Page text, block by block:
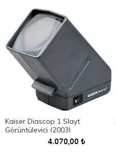
Kaiser Diascop 1 Slayt
Görüntüleyici (2003)
4.070,00 ₺